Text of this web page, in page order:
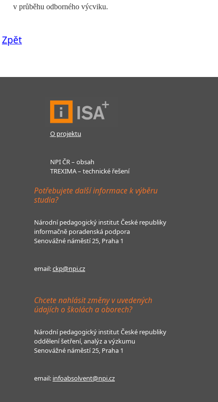
v průběhu odborného výcviku.
Zpět
O projektu
NPI ČR – obsah
TREXIMA – technické řešení
Potřebujete další informace k výběru
studia?
Národní pedagogický institut České republiky
informačně poradenská podpora
Senovážné náměstí 25, Praha 1
email:ckp@npi.cz
Chcete nahlásit změny v uvedených
údajích o školách a oborech?
Národní pedagogický institut České republiky
oddělení šetření, analýz a výzkumu
Senovážné náměstí 25, Praha 1
email: infoabsolvent@npi.cz